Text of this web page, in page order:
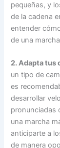
pequeñas, y
de la cadena
entender
de una
2. Adapta tus
un tipo de
es
desarrollar
pronunciadas
una marcha
anticiparte a
de manera